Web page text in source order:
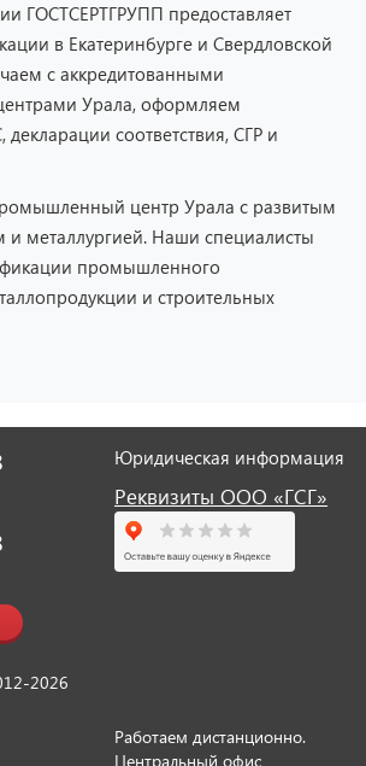
ГОСТСЕРТГРУПП предоставляет
в Екатеринбурге и Свердловской
с аккредитованными
Урала, оформляем
декларации соответствия, СГР и
центр Урала с развитым
металлургией. Наши специалисты
промышленного
и строительных
2026
Юридическая информация
Реквизиты ООО «ГСГ»
Работаем дистанционно.
Центральный офис